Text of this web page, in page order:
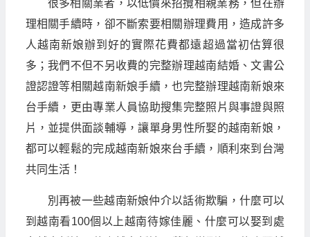
很多相關業者，以低價來招攬相親業務，但在辦
理相關手續時，卻不斷索要相關辦理費用，造成許多
人越南新娘辦到好的實際花費都遠超過當初估算很
多；我們不但不另收費的完整辦理越南結婚、文書公
證認證等相關越南新娘手續，也完整辦理越南新娘來
台手續，更由專業人員協助搜集完整照片與事證與照
片，並提供面談輔導，讓單身男性所娶的越南新娘，
都可以輕鬆的完成越南新娘來台手續，順利來到台灣
共同生活！
別再被一些越南新娘仲介以話術欺騙，什麼可以
到越南看100個以上越南待嫁佳麗、什麼可以娶到處